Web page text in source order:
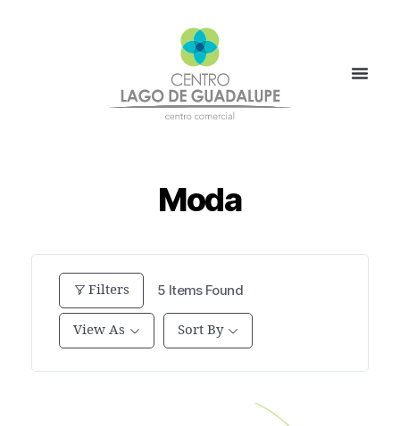
Moda
Filters 5 Items Found
View As Sort By